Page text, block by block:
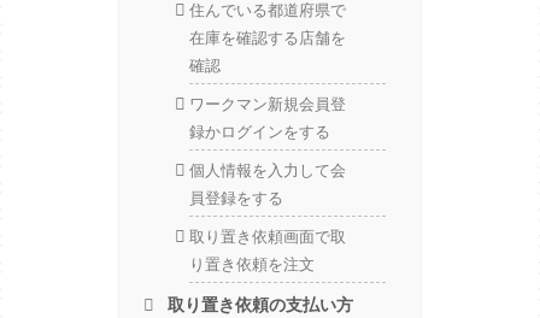
住んでいる都道府県で
在庫を確認する店舗を
確認
ワークマン新規会員登
録かログインをする
個人情報を入力して会
員登録をする
取り置き依頼画面で取
り置き依頼を注文
取り置き依頼の支払い方